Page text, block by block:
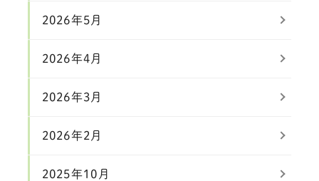
2026年5月
2026年4月
2026年3月
2026年2月
2025年10月